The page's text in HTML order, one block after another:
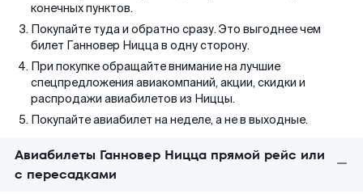
конечных пунктов.
Покупайте туда и обратно сразу. Это выгоднее чем
билет Ганновер Ницца в одну сторону.
При покупке обращайте внимание на лучшие
спецпредложения авиакомпаний, акции, скидки и
распродажи авиабилетов из Ниццы.
Покупайте авиабилет на неделе, а не в выходные.
Авиабилеты Ганновер Ницца прямой рейс или
с пересадками